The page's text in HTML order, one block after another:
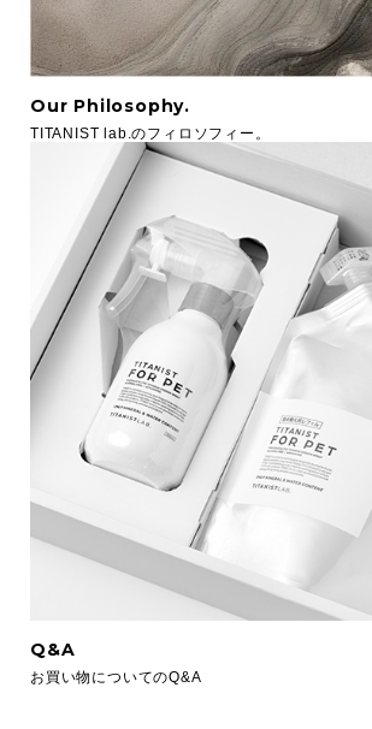
Our Philosophy.
TITANIST lab.のフィロソフィー。
Q&A
お買い物についてのQ&A